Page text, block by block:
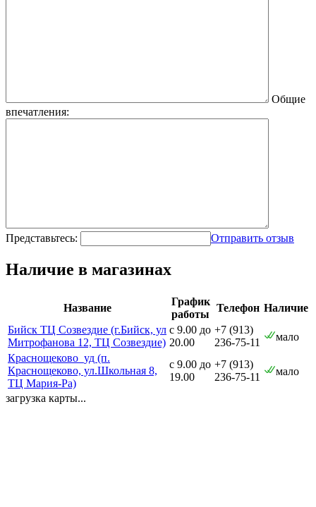
Общие
впечатления:
Представьтесь: Отправить отзыв
Наличие в магазинах
Название
График
работы
Телефон Наличие
Бийск ТЦ Созвездие (г.Бийск, ул
Митрофанова 12, ТЦ Созвездие)
с 9.00 до
20.00
+7 (913)
236-75-11
мало
Краснощеково_уд (п.
Краснощеково, ул.Школьная 8,
ТЦ Мария-Ра)
с 9.00 до
19.00
+7 (913)
236-75-11
мало
загрузка карты...